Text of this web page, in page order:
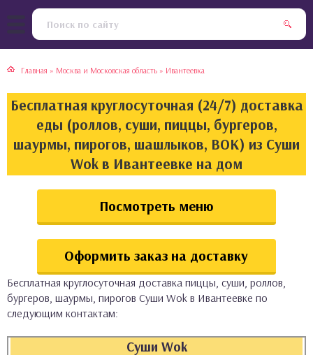
Главная » Москва и Московская область » Ивантеевка
Бесплатная круглосуточная (24/7) доставка
еды (роллов, суши, пиццы, бургеров,
шаурмы, пирогов, шашлыков, ВОК) из Суши
Wok в Ивантеевке на дом
Посмотреть меню
Оформить заказ на доставку
Бесплатная круглосуточная доставка пиццы, суши, роллов,
бургеров, шаурмы, пирогов Суши Wok в Ивантеевке по
следующим контактам:
Суши Wok
кухня
кухня
кухня
кухня
булочки